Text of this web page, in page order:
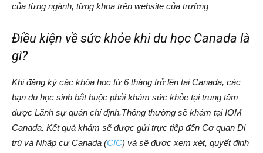
của từng ngành, từng khoa trên website của trường
Điều kiện về sức khỏe khi du học Canada là
gì?
Khi đăng ký các khóa học từ 6 tháng trở lên tại Canada, các
bạn du học sinh bắt buộc phải khám sức khỏe tại trung tâm
được Lãnh sự quán chỉ định.Thông thường sẽ khám tại IOM
Canada. Kết quả khám sẽ được gửi trực tiếp đến Cơ quan Di
trú và Nhập cư Canada (CIC) và sẽ được xem xét, quyết định